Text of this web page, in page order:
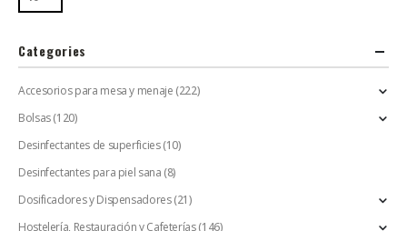
Categories
Accesorios para mesa y menaje (222)
Bolsas(120)
Desinfectantes de superficies (10)
Desinfectantes para piel sana (8)
Dosificadores y Dispensadores (21)
Hostelería, Restauración y Cafeterías(146)